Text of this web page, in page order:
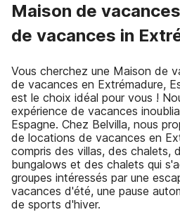
Maison de
de vacances in
Vous cherchez une Maison de
de vacances en Extrémadure,
est le choix idéal pour vous !
expérience de vacances
Espagne. Chez Belvilla, nous
de locations de vacances en
compris des villas, des chalets,
bungalows et des chalets qui
groupes intéressés par une
vacances d'été, une pause
de sports d'hiver.